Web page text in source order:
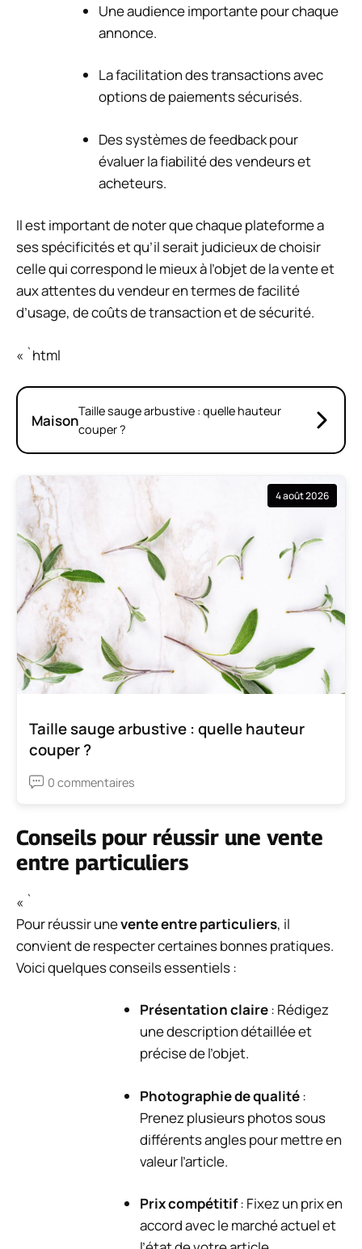
Une audience importante pour chaque
annonce.
La facilitation des transactions avec
options de paiements sécurisés.
Des systèmes de feedback pour
évaluer la fiabilité des vendeurs et
acheteurs.
Il est important de noter que chaque plateforme a
ses spécificités et qu’il serait judicieux de choisir
celle qui correspond le mieux à l’objet de la vente et
aux attentes du vendeur en termes de facilité
d’usage, de coûts de transaction et de sécurité.
« `html
MaisonTaille sauge arbustive : quelle hauteur
couper ?
4 août 2026
Taille sauge arbustive : quelle hauteur
couper ?
0 commentaires
Conseils pour réussir une vente
entre particuliers
« `
Pour réussir unevente entre particuliers, il
convient de respecter certaines bonnes pratiques.
Voici quelques conseils essentiels :
Présentation claire: Rédigez
une description détaillée et
précise de l’objet.
Photographie de qualité:
Prenez plusieurs photos sous
différents angles pour mettre en
valeur l’article.
Prix compétitif: Fixez un prix en
accord avec le marché actuel et